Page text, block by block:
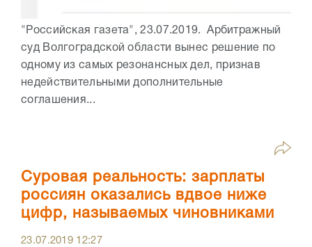
"Российская газета", 23.07.2019. Арбитражный
суд Волгоградской области вынес решение по
одному из самых резонансных дел, признав
недействительными дополнительные
соглашения...
Суровая реальность: зарплаты
россиян оказались вдвое ниже
цифр, называемых чиновниками
23.07.2019 12:27